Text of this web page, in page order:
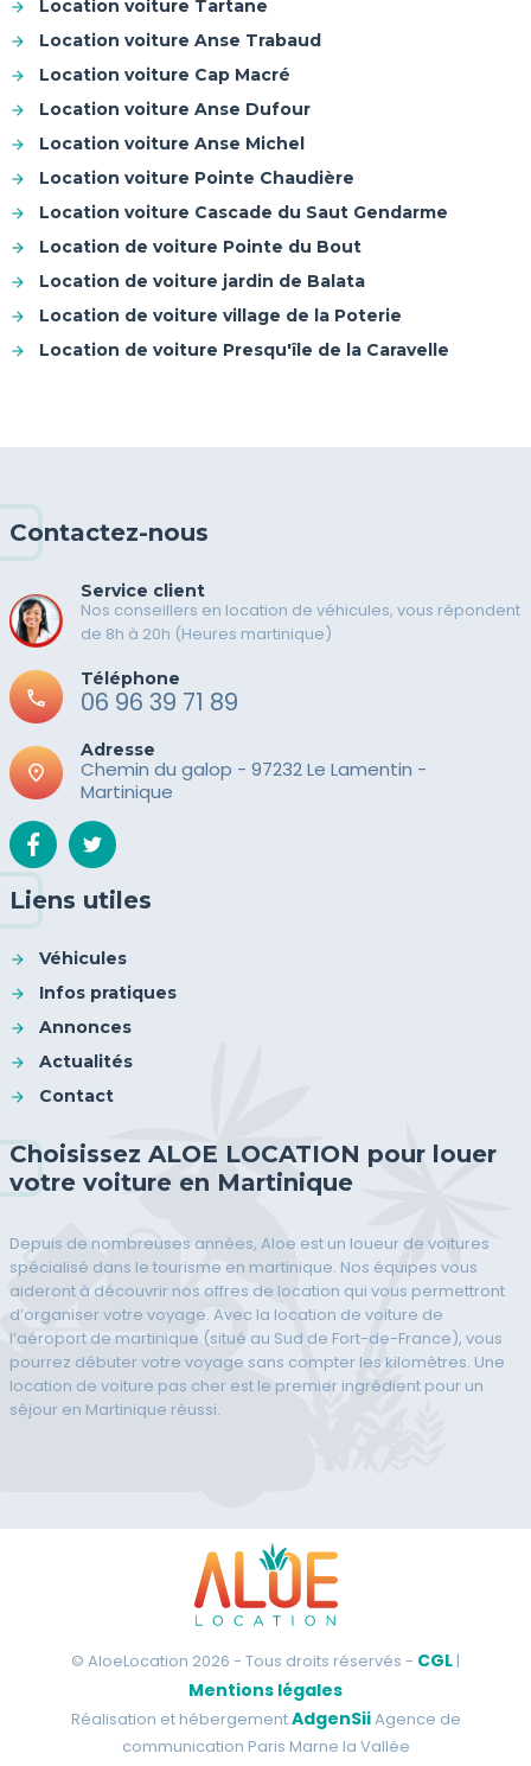
Location voiture Tartane
Location voiture Anse Trabaud
Location voiture Cap Macré
Location voiture Anse Dufour
Location voiture Anse Michel
Location voiture Pointe Chaudière
Location voiture Cascade du Saut Gendarme
Location de voiture Pointe du Bout
Location de voiture jardin de Balata
Location de voiture village de la Poterie
Location de voiture Presqu'île de la Caravelle
Contactez-nous
Service client
Nos conseillers en location de véhicules, vous répondent
de 8h à 20h (Heures martinique)
call
Téléphone
06 96 39 71 89
place
Adresse
Chemin du galop - 97232 Le Lamentin -
Martinique
Liens utiles
Véhicules
Infos pratiques
Annonces
Actualités
Contact
Choisissez ALOE LOCATION pour louer
votre voiture en Martinique
Depuis de nombreuses années, Aloe est un loueur de voitures
spécialisé dans le tourisme en martinique. Nos équipes vous
aideront à découvrir nos offres de location qui vous permettront
d’organiser votre voyage. Avec la location de voiture de
l’aéroport de martinique (situé au Sud de Fort-de-France), vous
pourrez débuter votre voyage sans compter les kilomètres. Une
location de voiture pas cher est le premier ingrédient pour un
séjour en Martinique réussi.
© AloeLocation 2026 - Tous droits réservés - CGL |
Mentions légales
Réalisation et hébergementAdgenSiiAgence de
communication Paris Marne la Vallée